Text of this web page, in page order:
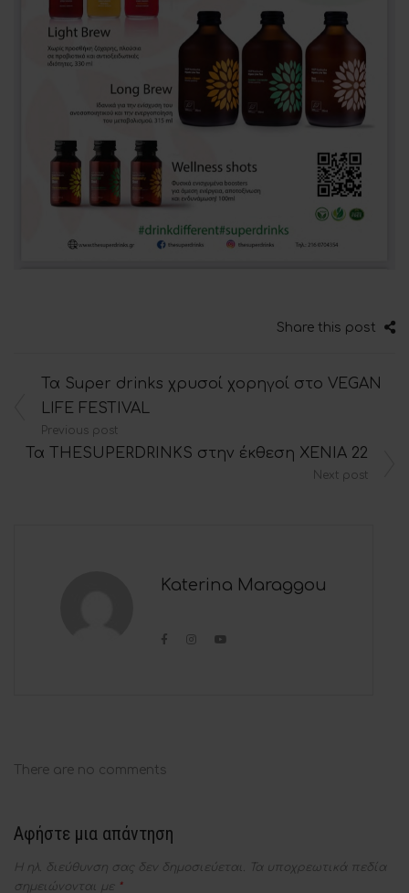
Share this post
Πλοήγηση
άρθρων
Τα Super drinks χρυσοί χορηγοί στο VEGAN
LIFE FESTIVAL
Previous post
Τα THESUPERDRINKS στην έκθεση XENIA 22
Next post
Katerina Maraggou
There are no comments
Αφήστε μια απάντηση
Η ηλ. διεύθυνση σας δεν δημοσιεύεται.
Τα υποχρεωτικά πεδία
σημειώνονται με *